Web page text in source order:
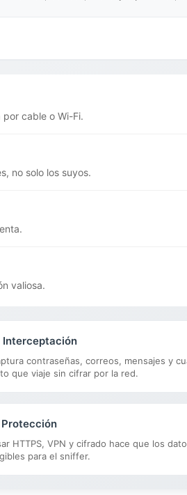
cable o Wi-Fi.
no solo los suyos.
valiosa.
Interceptación
contraseñas, correos, mensajes y
que viaje sin cifrar por la red.
HTTPS, VPN y cifrado hace que los
para el sniffer.